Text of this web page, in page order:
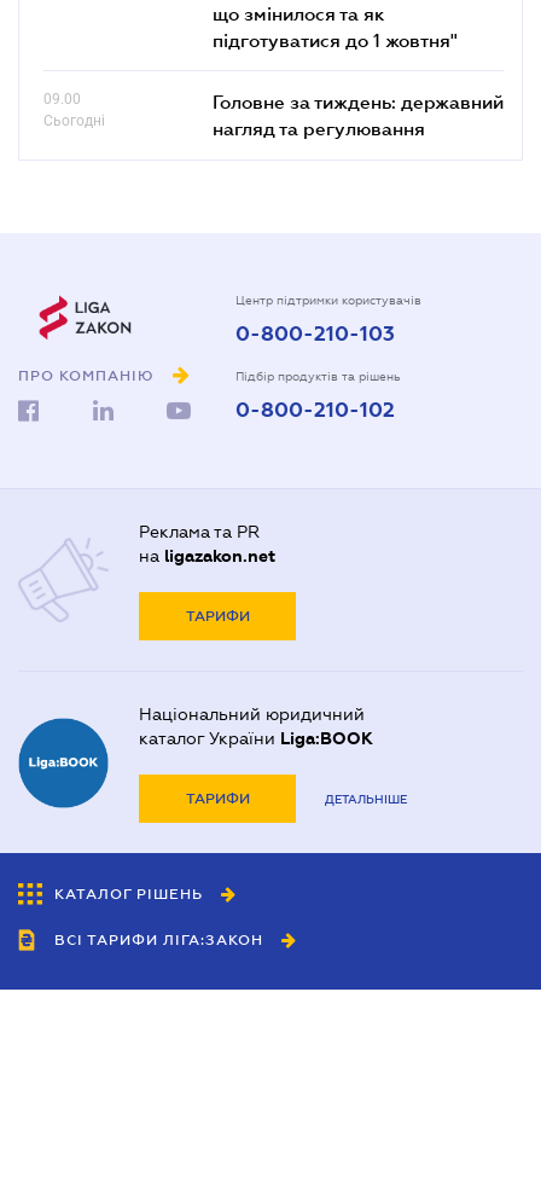
що змінилося та як
підготуватися до 1 жовтня"
09.00
Сьогодні
Головне за тиждень: державний
нагляд та регулювання
ПРО КОМПАНІЮ
Центр підтримки користувачів
0-800-210-103
Підбір продуктів та рішень
0-800-210-102
Реклама та PR
на ligazakon.net
ТАРИФИ
Національний юридичний
каталог України Liga:BOOK
ТАРИФИ ДЕТАЛЬНІШЕ
КАТАЛОГ РІШЕНЬ
ВСІ ТАРИФИ ЛІГА:ЗАКОН